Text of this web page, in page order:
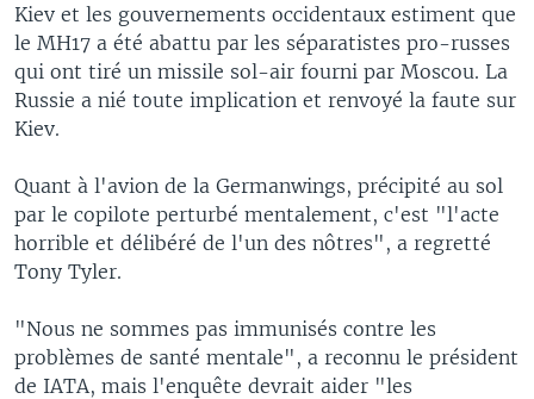
Kiev et les gouvernements occidentaux estiment que
le MH17 a été abattu par les séparatistes pro-russes
qui ont tiré un missile sol-air fourni par Moscou. La
Russie a nié toute implication et renvoyé la faute sur
Kiev.
Quant à l'avion de la Germanwings, précipité au sol
par le copilote perturbé mentalement, c'est "l'acte
horrible et délibéré de l'un des nôtres", a regretté
Tony Tyler.
"Nous ne sommes pas immunisés contre les
problèmes de santé mentale", a reconnu le président
de IATA, mais l'enquête devrait aider "les